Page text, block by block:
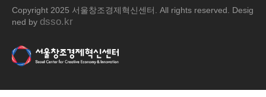
Copyright 2025 서울창조경제혁신센터. All rights reserved. Desig
ned by dsso.kr